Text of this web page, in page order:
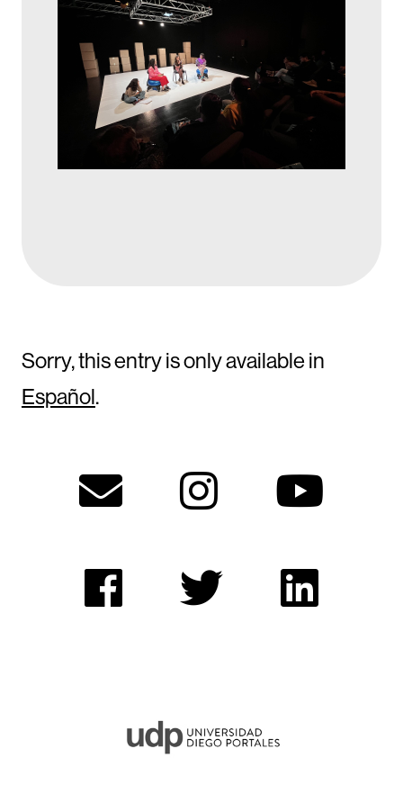
Sorry, this entry is only available in
Español.